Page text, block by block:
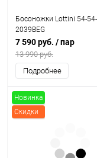
Босоножки Lottini 54-
2039BEG
7 590 руб. / пар
13 990 руб.
Подробнее
Новинка
Скидки